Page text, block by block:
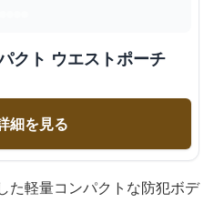
クト ウエストポーチ
細を見る
た軽量コンパクトな防犯ボデ